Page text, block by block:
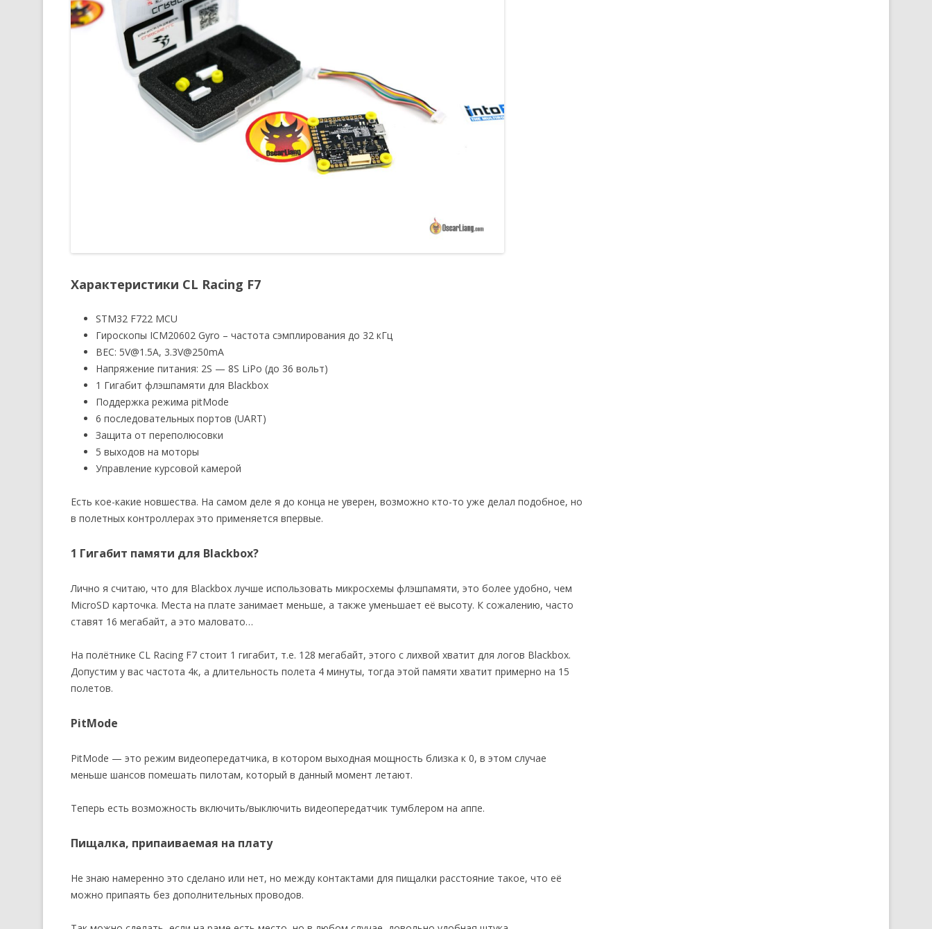
Характеристики CL Racing F7
STM32 F722 MCU
Гироскопы ICM20602 Gyro – частота сэмплирования до 32 кГц
BEC: 5V@1.5A, 3.3V@250mA
Напряжение питания: 2S — 8S LiPo (до 36 вольт)
1 Гигабит флэшпамяти для Blackbox
Поддержка режима pitMode
6 последовательных портов (UART)
Защита от переполюсовки
5 выходов на моторы
Управление курсовой камерой
Есть кое-какие новшества. На самом деле я до конца не уверен, возможно кто-то уже делал подобное, но
в полетных контроллерах это применяется впервые.
1 Гигабит памяти для Blackbox?
Лично я считаю, что для Blackbox лучше использовать микросхемы флэшпамяти, это более удобно, чем
MicroSD карточка. Места на плате занимает меньше, а также уменьшает её высоту. К сожалению, часто
ставят 16 мегабайт, а это маловато…
На полётнике CL Racing F7 стоит 1 гигабит, т.е. 128 мегабайт, этого с лихвой хватит для логов Blackbox.
Допустим у вас частота 4к, а длительность полета 4 минуты, тогда этой памяти хватит примерно на 15
полетов.
PitMode
PitMode — это режим видеопередатчика, в котором выходная мощность близка к 0, в этом случае
меньше шансов помешать пилотам, который в данный момент летают.
Теперь есть возможность включить/выключить видеопередатчик тумблером на аппе.
Пищалка, припаиваемая на плату
Не знаю намеренно это сделано или нет, но между контактами для пищалки расстояние такое, что её
можно припаять без дополнительных проводов.